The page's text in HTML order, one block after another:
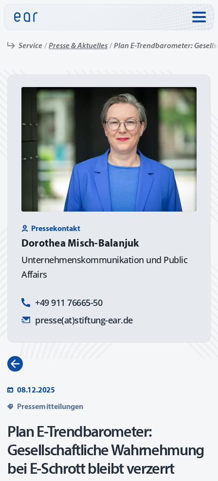
Service Presse & Aktuelles Plan E-Trendbarometer:
08.12.2025
Pressemitteilungen
Plan E-Trendbarometer:
Gesellschaftliche Wahrnehmung
bei E-Schrott bleibt verzerrt
Pressekontakt
Dorothea Misch-Balanjuk
Unternehmens­kommunikation und Public
Affairs
+49 911 76665-50
presse(at)stiftung-ear.de